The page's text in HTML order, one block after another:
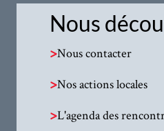
Nous
>Nous contacter
>Nos actions locales
>L'agenda des